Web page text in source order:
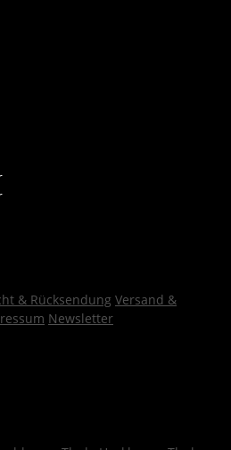
& Rücksendung Versand &
Newsletter